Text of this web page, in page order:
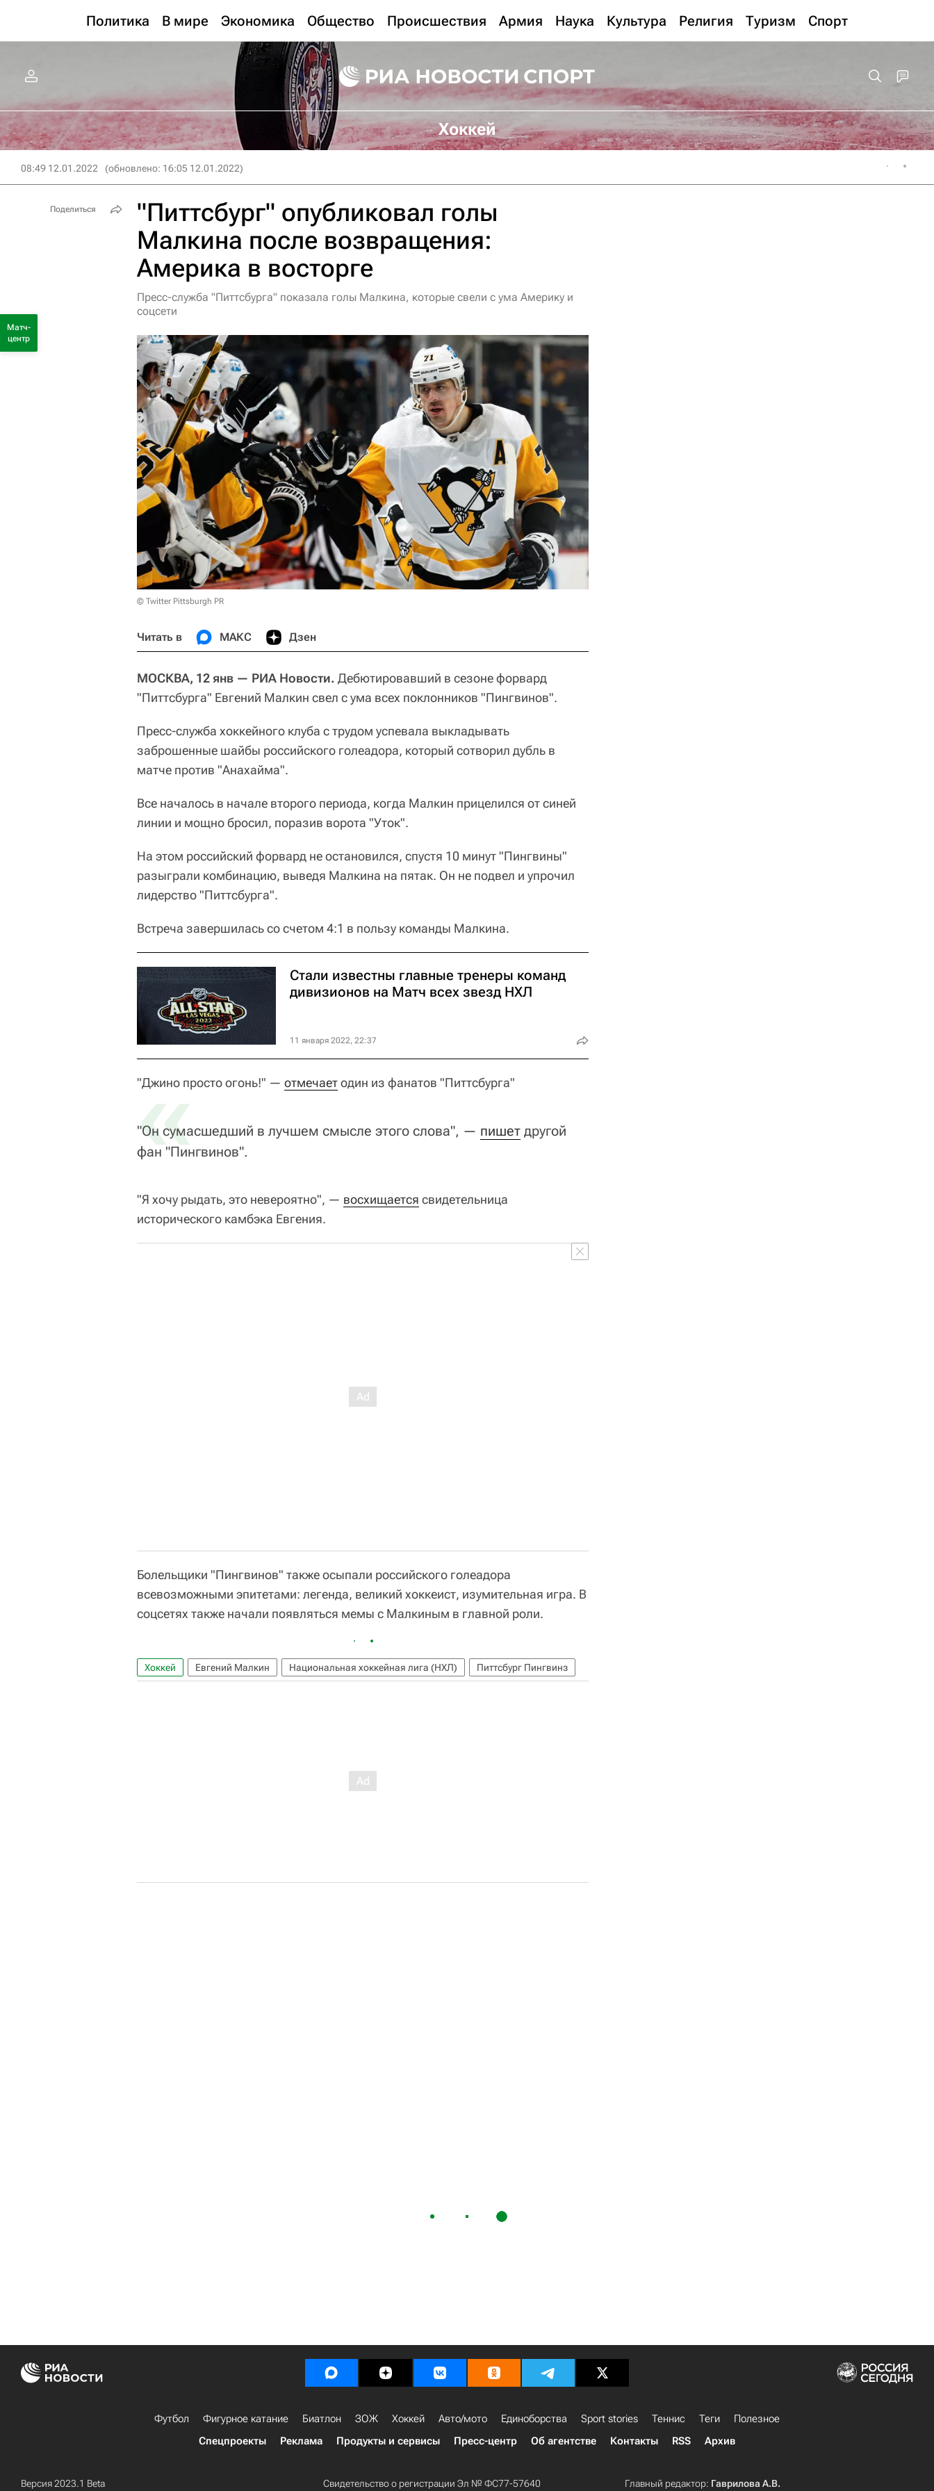
Политика В мире Экономика Общество Происшествия Армия Наука Культура Религия Туризм Спорт
Хоккей
08:49 12.01.2022 (обновлено: 16:05 12.01.2022)
"Питтсбург" опубликовал голы
Малкина после возвращения:
Америка в восторге
Пресс-служба "Питтсбурга" показала голы Малкина, которые свели с ума Америку и
соцсети
© Twitter Pittsburgh PR
Читать в МАКС Дзен
МОСКВА, 12 янв — РИА Новости. Дебютировавший в сезоне форвард
"Питтсбурга" Евгений Малкин свел с ума всех поклонников "Пингвинов".
Пресс-служба хоккейного клуба с трудом успевала выкладывать
заброшенные шайбы российского голеадора, который сотворил дубль в
матче против "Анахайма".
Все началось в начале второго периода, когда Малкин прицелился от синей
линии и мощно бросил, поразив ворота "Уток".
На этом российский форвард не остановился, спустя 10 минут "Пингвины"
разыграли комбинацию, выведя Малкина на пятак. Он не подвел и упрочил
лидерство "Питтсбурга".
Встреча завершилась со счетом 4:1 в пользу команды Малкина.
Стали известны главные тренеры команд
дивизионов на Матч всех звезд НХЛ
11 января 2022, 22:37
"Джино просто огонь!" — отмечаетодин из фанатов "Питтсбурга"
«
"Он сумасшедший в лучшем смысле этого слова", — пишет другой
фан "Пингвинов".
"Я хочу рыдать, это невероятно", — восхищается свидетельница
исторического камбэка Евгения.
Болельщики "Пингвинов" также осыпали российского голеадора
всевозможными эпитетами: легенда, великий хоккеист, изумительная игра. В
соцсетях также начали появляться мемы с Малкиным в главной роли.
Хоккей Евгений Малкин Национальная хоккейная лига (НХЛ) Питтсбург Пингвинз
Поделиться
Матч-
центр
Футбол Фигурное катание Биатлон ЗОЖ Хоккей Авто/мото Единоборства Sport stories Теннис Теги
Полезное
Спецпроекты
Реклама Продукты и сервисы Пресс-центр Об агентстве Контакты RSS Архив
Версия 2023.1 Beta Свидетельство о регистрации Эл № ФС77-57640 Главный редактор: Гаврилова А.В.